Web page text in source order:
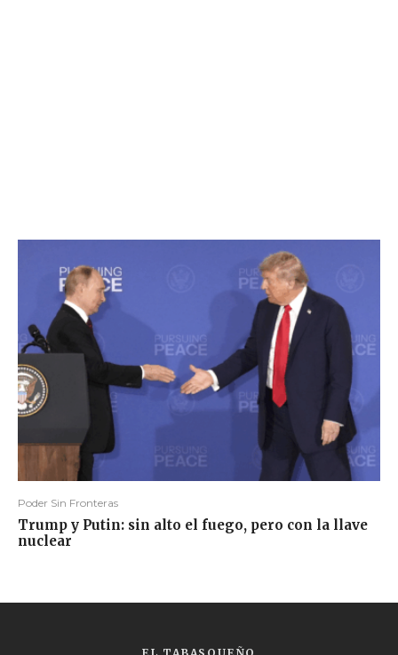
Poder Sin Fronteras
Trump y Putin: sin alto el fuego, pero con la llave
nuclear